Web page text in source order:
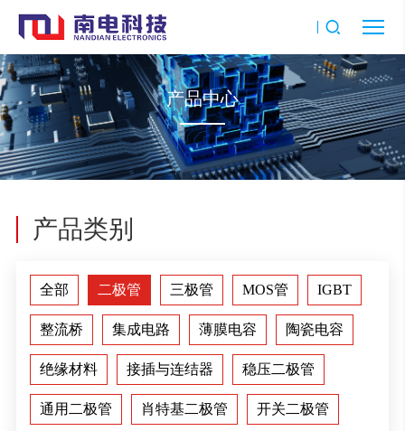
产品中心
产品类别
全部 二极管 三极管 MOS管 IGBT
整流桥 集成电路 薄膜电容 陶瓷电容
绝缘材料 接插与连结器 稳压二极管
通用二极管 肖特基二极管 开关二极管